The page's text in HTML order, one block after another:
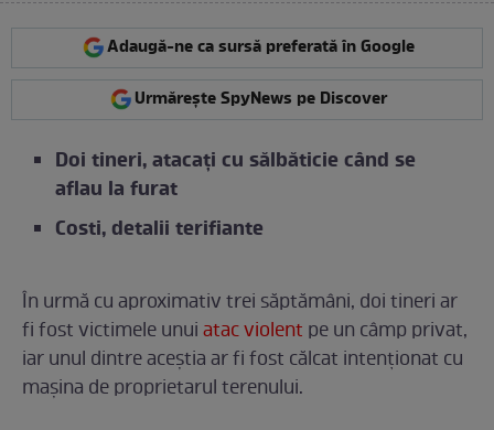
Adaugă-ne ca sursă preferată în Google
Urmărește SpyNews pe Discover
Doi tineri, atacați cu sălbăticie când se
aflau la furat
Costi, detalii terifiante
În urmă cu aproximativ trei săptămâni, doi tineri ar
fi fost victimele unuiatac violent pe un câmp privat,
iar unul dintre aceștia ar fi fost călcat intenționat cu
mașina de proprietarul terenului.